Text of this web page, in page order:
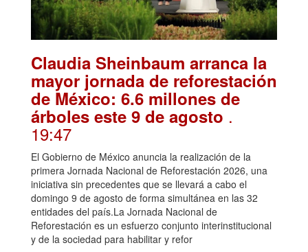
Claudia Sheinbaum arranca la
mayor jornada de reforestación
de México: 6.6 millones de
árboles este 9 de agosto .
19:47
El Gobierno de México anuncia la realización de la
primera Jornada Nacional de Reforestación 2026, una
iniciativa sin precedentes que se llevará a cabo el
domingo 9 de agosto de forma simultánea en las 32
entidades del país.La Jornada Nacional de
Reforestación es un esfuerzo conjunto interinstitucional
y de la sociedad para habilitar y refor